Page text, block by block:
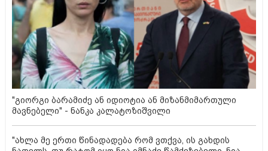
"გიორგი ბარამიძე ან იდიოტია ან მიზანმიმართული
მავნებელი" - ნანკა კალატოზიშვილი
"ახლა მე ერთი წინადადება რომ ვთქვა, ის გახდის